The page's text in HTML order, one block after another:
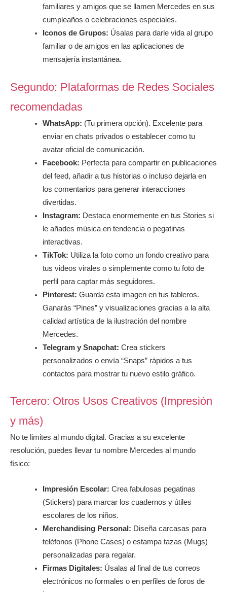
familiares y amigos que se llamen Mercedes en sus
cumpleaños o celebraciones especiales.
Iconos de Grupos: Úsalas para darle vida al grupo
familiar o de amigos en las aplicaciones de
mensajería instantánea.
Segundo: Plataformas de Redes Sociales
recomendadas
WhatsApp: (Tu primera opción). Excelente para
enviar en chats privados o establecer como tu
avatar oficial de comunicación.
Facebook: Perfecta para compartir en publicaciones
del feed, añadir a tus historias o incluso dejarla en
los comentarios para generar interacciones
divertidas.
Instagram: Destaca enormemente en tus Stories si
le añades música en tendencia o pegatinas
interactivas.
TikTok: Utiliza la foto como un fondo creativo para
tus videos virales o simplemente como tu foto de
perfil para captar más seguidores.
Pinterest: Guarda esta imagen en tus tableros.
Ganarás “Pines” y visualizaciones gracias a la alta
calidad artística de la ilustración del nombre
Mercedes.
Telegram y Snapchat: Crea stickers
personalizados o envía “Snaps” rápidos a tus
contactos para mostrar tu nuevo estilo gráfico.
Tercero: Otros Usos Creativos (Impresión
y más)
No te limites al mundo digital. Gracias a su excelente
resolución, puedes llevar tu nombre Mercedes al mundo
físico:
Impresión Escolar: Crea fabulosas pegatinas
(Stickers) para marcar los cuadernos y útiles
escolares de los niños.
Merchandising Personal: Diseña carcasas para
teléfonos (Phone Cases) o estampa tazas (Mugs)
personalizadas para regalar.
Firmas Digitales: Úsalas al final de tus correos
electrónicos no formales o en perfiles de foros de